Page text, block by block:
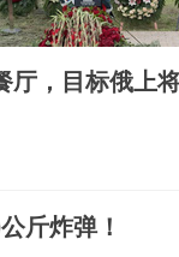
厅，目标俄上
斤炸弹！